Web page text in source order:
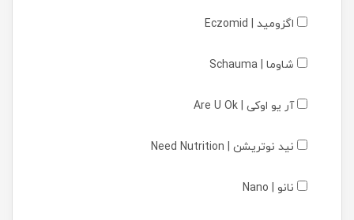
اگزومید | Eczomid
شاوما | Schauma
آر یو اوکی | Are U Ok
نید نوتریشن | Need Nutrition
نانو | Nano